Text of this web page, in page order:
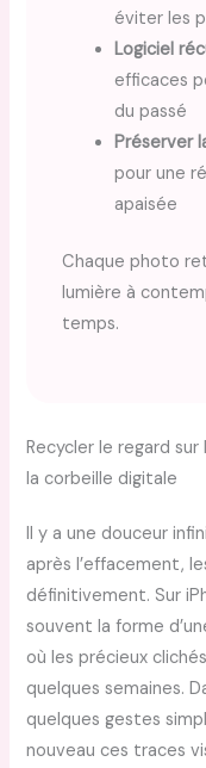
éviter les
Logiciel
efficaces
du passé
Préserver
pour une
apaisée
Chaque photo
lumière à
temps.
Recycler le regard
la corbeille digitale
Il y a une douceur
après l’effacement,
définitivement. Sur
souvent la forme
où les précieux
quelques semaines.
quelques gestes
nouveau ces traces